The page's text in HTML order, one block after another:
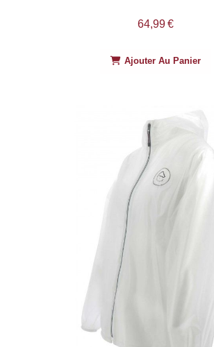
64,99€
Ajouter Au Panier